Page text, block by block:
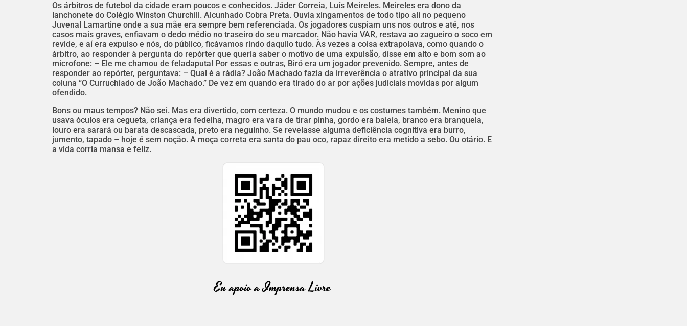
Os árbitros de futebol da cidade eram poucos e conhecidos. Jáder Correia, Luís Meireles. Meireles era dono da
lanchonete do Colégio Winston Churchill. Alcunhado Cobra Preta. Ouvia xingamentos de todo tipo ali no pequeno
Juvenal Lamartine onde a sua mãe era sempre bem referenciada. Os jogadores cuspiam uns nos outros e até, nos
casos mais graves, enfiavam o dedo médio no traseiro do seu marcador. Não havia VAR, restava ao zagueiro o soco em
revide, e aí era expulso e nós, do público, ficávamos rindo daquilo tudo. Às vezes a coisa extrapolava, como quando o
árbitro, ao responder à pergunta do repórter que queria saber o motivo de uma expulsão, disse em alto e bom som ao
microfone: – Ele me chamou de feladaputa! Por essas e outras, Biró era um jogador prevenido. Sempre, antes de
responder ao repórter, perguntava: – Qual é a rádia? João Machado fazia da irreverência o atrativo principal da sua
coluna “O Curruchiado de João Machado.” De vez em quando era tirado do ar por ações judiciais movidas por algum
ofendido.
Bons ou maus tempos? Não sei. Mas era divertido, com certeza. O mundo mudou e os costumes também. Menino que
usava óculos era cegueta, criança era fedelha, magro era vara de tirar pinha, gordo era baleia, branco era branquela,
louro era sarará ou barata descascada, preto era neguinho. Se revelasse alguma deficiência cognitiva era burro,
jumento, tapado – hoje é sem noção. A moça correta era santa do pau oco, rapaz direito era metido a sebo. Ou otário. E
a vida corria mansa e feliz.